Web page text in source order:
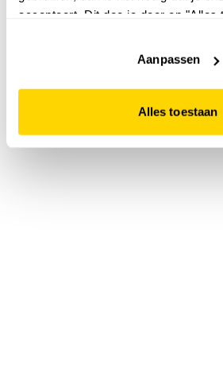
accepteert. Dit doe je door op "Alles
website niet optimaal functioneert.
Aanpassen
Alles toestaan